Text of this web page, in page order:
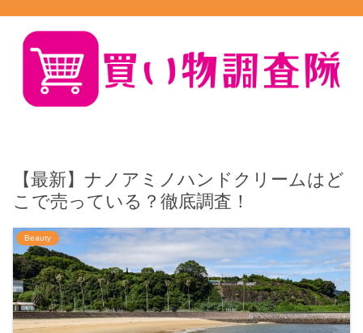
【最新】ナノアミノハンドクリームはど
こで売っている？徹底調査！
Beauty